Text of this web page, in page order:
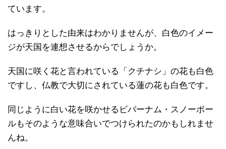
ています。
はっきりとした由来はわかりませんが、白色のイメー
ジが天国を連想させるからでしょうか。
天国に咲く花と言われている「クチナシ」の花も白色
ですし、仏教で大切にされている蓮の花も白色です。
同じように白い花を咲かせるビバーナム・スノーボー
ルもそのような意味合いでつけられたのかもしれませ
んね。